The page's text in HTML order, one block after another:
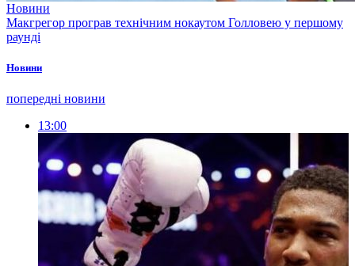
Новини
Макгрегор програв технічним нокаутом Голловею у першому
раунді
Новини
попередні новини
13:00